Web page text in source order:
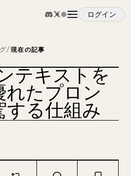
ログイン
システムがエージェント化するにつれて、これがより重要になる理由
Claude でより良いコンテキストエンジニアリングを行うための実用的なチェックリスト
/現在の記事
カバーをリミックス
ンテキストを
れたプロン
する仕組み